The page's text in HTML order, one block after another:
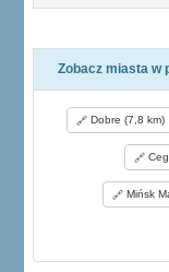
Zobacz miasta w
Dobre (7,8 km)
Mińsk